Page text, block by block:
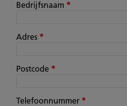
Bedrijfsnaam *
Adres *
Postcode *
Telefoonnummer *